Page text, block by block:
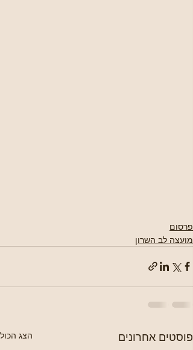
פרסום
מועצה לב השרון
פוסטים אחרונים הצג הכול